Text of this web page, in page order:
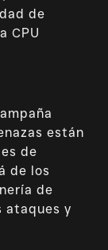
de
CPU
están
de
de los
de
ataques y